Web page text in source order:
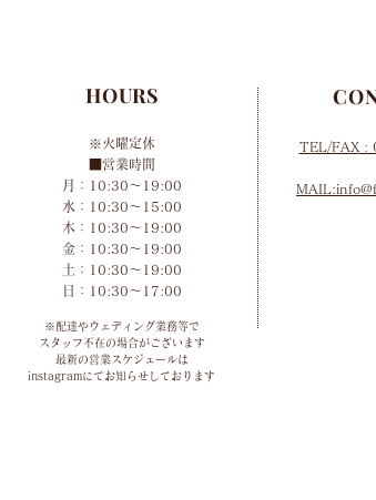
HOURS
※火曜定休
■営業時間
月：10:30～19:00
水：10:30～15:00
木：10:30～19:00
金：10:30～19:00
土：10:30～19:00
​日：10:30～17:00
※配達やウェディング業務等で
スタッフ不在の場合がございます
最新の営業スケジュールは
instagramにてお知らせしております
TEL/FAX: